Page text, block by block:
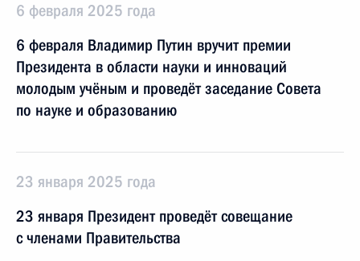
6 февраля 2025 года
6 февраля Владимир Путин вручит премии
Президента в области науки и инноваций
молодым учёным и проведёт заседание Совета
по науке и образованию
23 января 2025 года
23 января Президент проведёт совещание
с членами Правительства